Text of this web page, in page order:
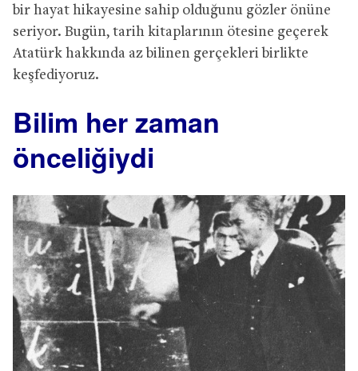
bir hayat hikayesine sahip olduğunu gözler önüne
seriyor. Bugün, tarih kitaplarının ötesine geçerek
Atatürk hakkında az bilinen gerçekleri birlikte
keşfediyoruz.
Bilim her zaman
önceliğiydi